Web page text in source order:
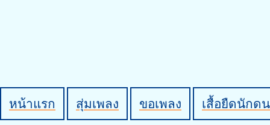
หน้าแรก สุ่มเพลง ขอเพลง เสื้อยืดนักด